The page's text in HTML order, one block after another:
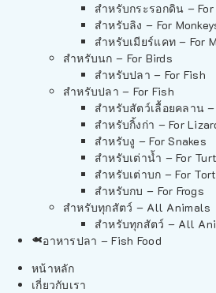
สำหรับกระรอกดิน –
สำหรับลิง – For
สำหรับเมียร์แคท – For
สำหรับนก – For Birds
สำหรับปลา – For Fish
สำหรับปลา – For Fish
สำหรับสัตว์เลื้อยคลาน
สำหรับกิ้งก่า – For
สำหรับงู – For Snakes
สำหรับเต่าน้ำ – For
สำหรับเต่าบก – For
สำหรับกบ – For Frogs
สำหรับทุกสัตว์ – All Animals
สำหรับทุกสัตว์ – All
อาหารปลา – Fish Food
หน้าหลัก
เกี่ยวกับเรา